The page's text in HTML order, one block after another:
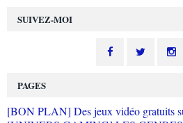
SUIVEZ-MOI
PAGES
[BON PLAN] Des jeux vidéo gratuits